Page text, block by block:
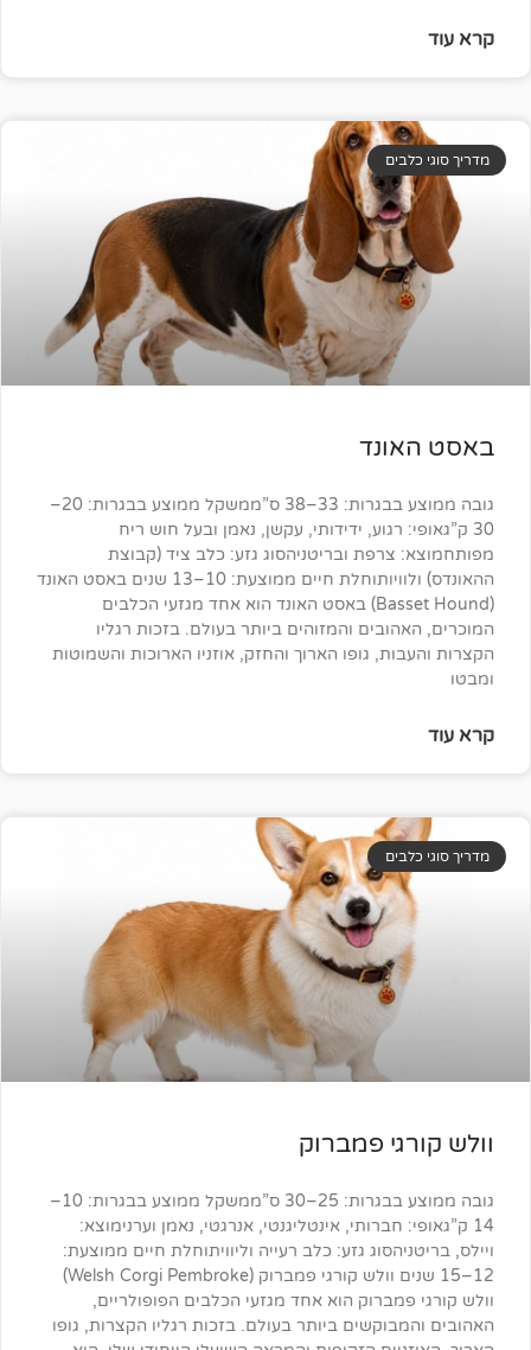
גובה ממוצע בבגרות: 33–38 ס”ממשקל ממוצע בבגרות: 20–
רגוע, ידידותי, עקשן, נאמן ובעל חוש ריח
ובריטניהסוג גזע: כלב ציד (קבוצת
ההאונדס) ולוויותוחלת חיים ממוצעת: 10–13 שנים באסט האונד
(Basset Hound) באסט האונד הוא אחד מגזעי הכלבים
והמזוהים ביותר בעולם. בזכות רגליו
גופו הארוך והחזק, אוזניו הארוכות והשמוטות
פמברוק
גובה ממוצע בבגרות: 25–30 ס”ממשקל ממוצע בבגרות: 10–
חברותי, אינטליגנטי, אנרגטי, נאמן וערנימוצא:
גזע: כלב רעייה וליוויתוחלת חיים ממוצעת:
12–15 שנים וולש קורגי פמברוק (Welsh Corgi Pembroke)
הוא אחד מגזעי הכלבים הפופולריים,
ביותר בעולם. בזכות רגליו הקצרות, גופו